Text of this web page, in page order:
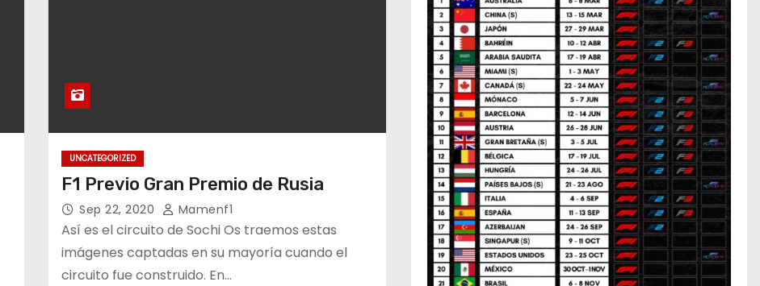
UNCATEGORIZED
F1 Previo Gran Premio de Rusia
Sep 22, 2020 Mamenf1
Así es el circuito de Sochi Os traemos estas
imágenes captadas en su mayoría cuando el
circuito fue construido. En…